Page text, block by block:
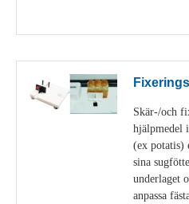
Skär-/och
hjälpmedel
(ex potatis)
sina
underlaget
anpassa